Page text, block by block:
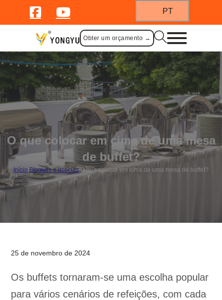
PT
Obter um orçamento →
O que colocar em cima de uma mesa
de buffet?
Início/Blogues e notícias/O que colocar em cima de uma mesa de buffet?
25 de novembro de 2024
Os buffets tornaram-se uma escolha popular
para vários cenários de refeições, com cada